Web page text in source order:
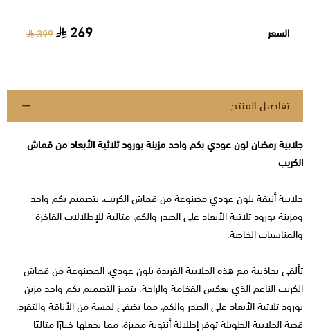
السعر 269
399
تفاصيل المنتج
جلابية رمضان لون عودي بكم واحد مزينة بورود ثلاثية الأبعاد من قماش
الكريب
جلابية أنيقة بلون عودي مصنوعة من قماش الكريب، بتصميم بكم واحد
ومزينة بورود ثلاثية الأبعاد على الصدر والكم، مثالية للإطلالات الفاخرة
والمناسبات الخاصة.
تألقي بجاذبية مع هذه الجلابية الفريدة بلون عودي، المصنوعة من قماش
الكريب الناعم الذي يعكس الفخامة والراحة. يتميز التصميم بكم واحد مزين
بورود ثلاثية الأبعاد على الصدر والكم، مما يضفي لمسة من الأناقة والتفرد.
قصة الجلابية الطويلة توفر إطلالة أنثوية مميزة، مما يجعلها خيارًا مثاليًا